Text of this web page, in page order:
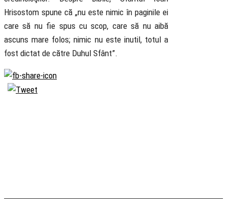
Hrisostom spune că „nu este nimic în paginile ei
care să nu fie spus cu scop, care să nu aibă
ascuns mare folos; nimic nu este inutil, totul a
fost dictat de către Duhul Sfânt”.